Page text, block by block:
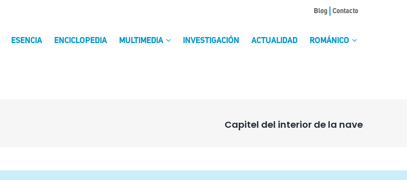
Blog Contacto
ESENCIA ENCICLOPEDIA MULTIMEDIA INVESTIGACIÓN ACTUALIDAD ROMÁNICO
Capitel del interior de la nave